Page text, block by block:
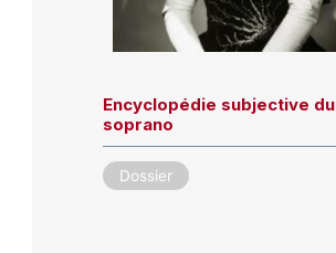
Encyclopédie subjective du
soprano
Dossier